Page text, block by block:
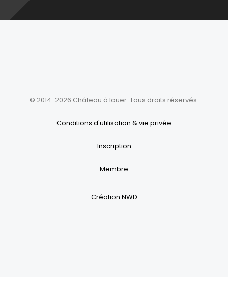
© 2014-2026 Château à louer. Tous droits réservés.
Conditions d'utilisation & vie privée
Inscription
Membre
Création NWD